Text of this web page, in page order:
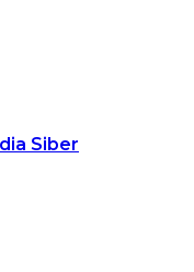
Siber